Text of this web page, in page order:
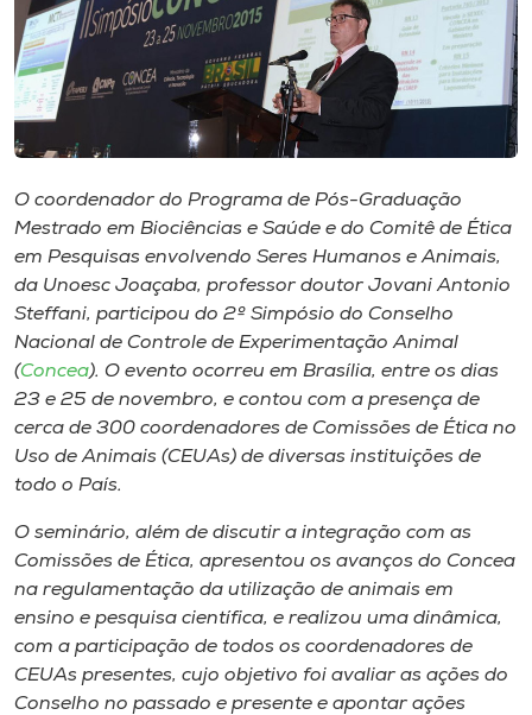
Museu
Unoesc
Store
Selecione
A+
A-
O coordenador do Programa de Pós-Graduação
Mestrado em Biociências e Saúde e do Comitê de Ética
em Pesquisas envolvendo Seres Humanos e Animais,
da Unoesc Joaçaba, professor doutor Jovani Antonio
Steffani, participou do 2º Simpósio do Conselho
Nacional de Controle de Experimentação Animal
(Concea). O evento ocorreu em Brasília, entre os dias
23 e 25 de novembro, e contou com a presença de
cerca de 300 coordenadores de Comissões de Ética no
Uso de Animais (CEUAs) de diversas instituições de
todo o País.
O seminário, além de discutir a integração com as
Comissões de Ética, apresentou os avanços do Concea
na regulamentação da utilização de animais em
ensino e pesquisa científica, e realizou uma dinâmica,
com a participação de todos os coordenadores de
CEUAs presentes, cujo objetivo foi avaliar as ações do
Conselho no passado e presente e apontar ações